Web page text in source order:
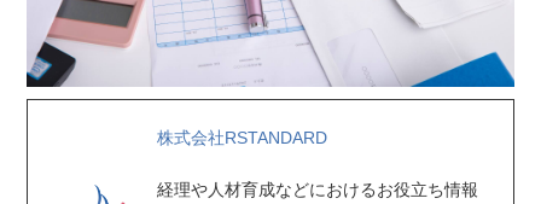
株式会社RSTANDARD
経理や人材育成などにおけるお役立ち情報